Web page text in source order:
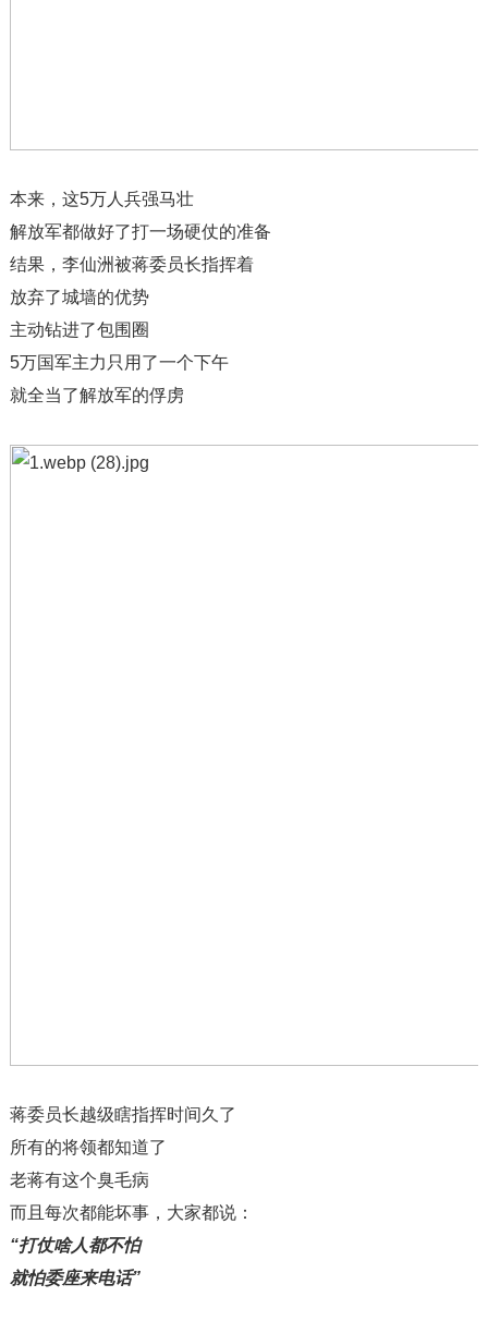
本来，这5万人兵强马壮
解放军都做好了打一场硬仗的准备
结果，李仙洲被蒋委员长指挥着
放弃了城墙的优势
主动钻进了包围圈
5万国军主力只用了一个下午
就全当了解放军的俘虏
蒋委员长越级瞎指挥时间久了
所有的将领都知道了
老蒋有这个臭毛病
而且每次都能坏事，大家都说：
“打仗啥人都不怕
就怕委座来电话”